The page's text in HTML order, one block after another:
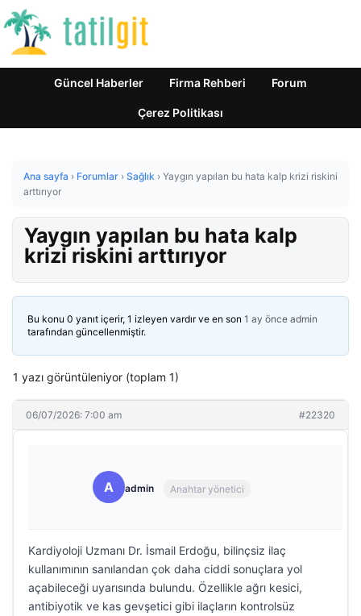
Güncel Haberler Firma Rehberi Forum
Çerez Politikası
Ana sayfa › Forumlar › Sağlık › Yaygın yapılan bu hata kalp krizi riskini
arttırıyor
Yaygın yapılan bu hata kalp
krizi riskini arttırıyor
Bu konu 0 yanıt içerir, 1 izleyen vardır ve en son 1 ay önce admin
tarafından güncellenmiştir.
1 yazı görüntüleniyor (toplam 1)
06/07/2026: 7:00 am #22320
A admin Anahtar yönetici
Kardiyoloji Uzmanı Dr. İsmail Erdoğu, bilinçsiz ilaç
kullanımının sanılandan çok daha ciddi sonuçlara yol
açabileceği uyarısında bulundu. Özellikle ağrı kesici,
antibiyotik ve kas gevşetici gibi ilaçların kontrolsüz